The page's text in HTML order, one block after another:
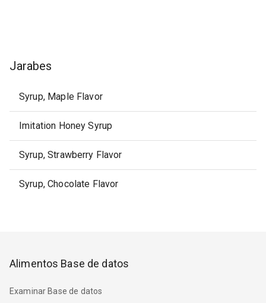
Jarabes
Syrup, Maple Flavor
Imitation Honey Syrup
Syrup, Strawberry Flavor
Syrup, Chocolate Flavor
Alimentos Base de datos
Examinar Base de datos